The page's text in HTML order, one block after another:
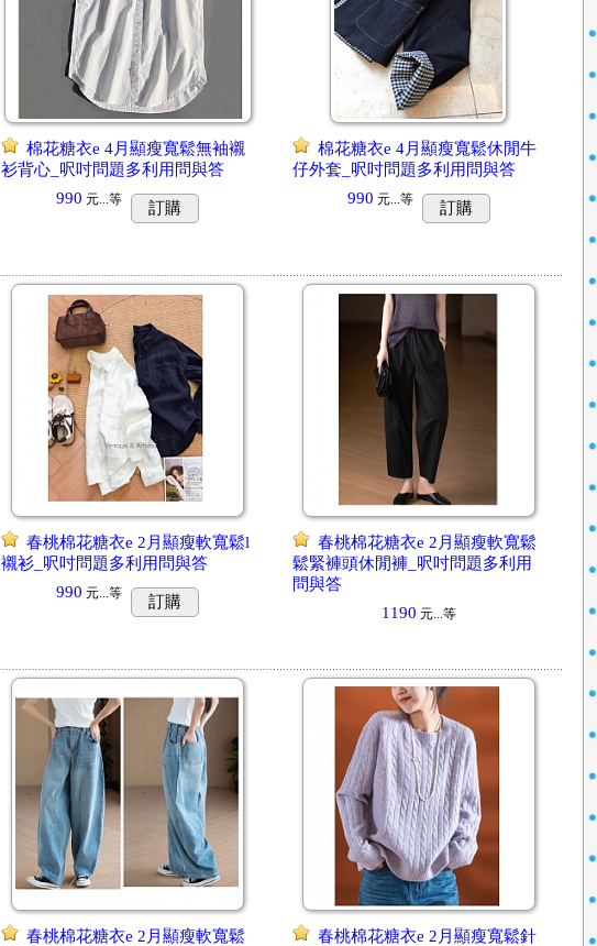
棉花糖衣e 4月顯瘦寬鬆無袖襯
衫背心_呎吋問題多利用問與答
990 元...等 訂購
棉花糖衣e 4月顯瘦寬鬆休閒牛
仔外套_呎吋問題多利用問與答
990 元...等 訂購
春桃棉花糖衣e 2月顯瘦軟寬鬆l
襯衫_呎吋問題多利用問與答
990 元...等 訂購
春桃棉花糖衣e 2月顯瘦軟寬鬆
鬆緊褲頭休閒褲_呎吋問題多利用
問與答
1190 元...等
春桃棉花糖衣e 2月顯瘦軟寬鬆
春桃棉花糖衣e 2月顯瘦寬鬆針